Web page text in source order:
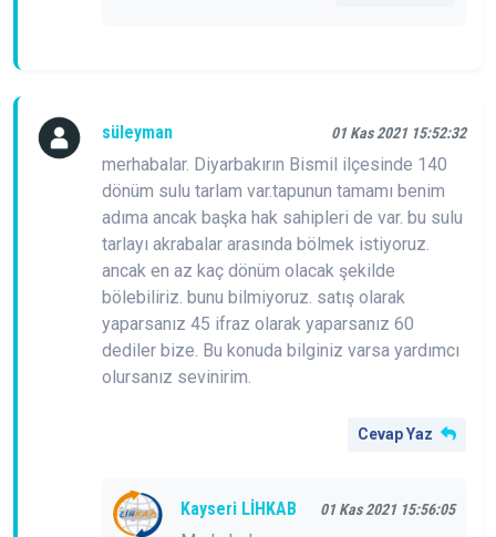
süleyman 01 Kas 2021 15:52:32
merhabalar. Diyarbakırın Bismil ilçesinde 140
dönüm sulu tarlam var.tapunun tamamı benim
adıma ancak başka hak sahipleri de var. bu sulu
tarlayı akrabalar arasında bölmek istiyoruz.
ancak en az kaç dönüm olacak şekilde
bölebiliriz. bunu bilmiyoruz. satış olarak
yaparsanız 45 ifraz olarak yaparsanız 60
dediler bize. Bu konuda bilginiz varsa yardımcı
olursanız sevinirim.
Cevap Yaz
Kayseri LİHKAB 01 Kas 2021 15:56:05